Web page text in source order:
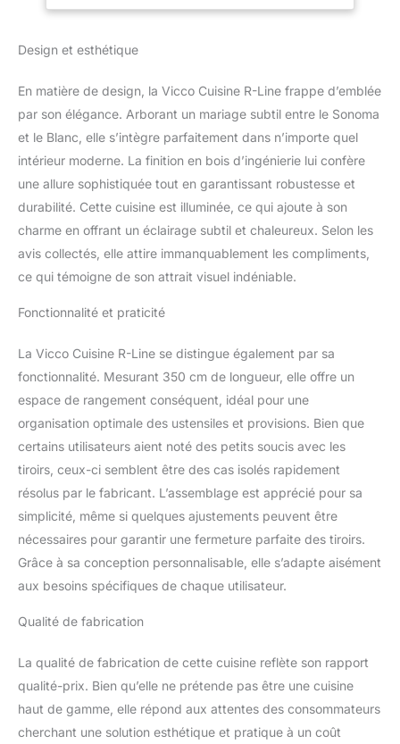
CONFIGURATION
FLEXIBLE : La cuisine
avec 5 meubles bas et 3
agrandie de manière
flexible. Inclut une façade
pour lave-vaisselle ainsi
que des pieds réglables
en hauteur. DIMENSIONS
: Le meuble de cuisine a
une largeur de 350 cm et
Niche pour four :
56,8x59,4x55 cm. Niche
pour micro-ondes :
MATÉRIAU : Les façades
et le corps de la cuisine
sont fabriqués en
panneau de particules de
16 mm avec revêtement
en résine mélaminée.
CONTENU DE
LIVRAISON : Bloc cuisine
sans plan de travail,
les appareils
décorations ne sont pas
compris dans la
livraison).
Design et esthétique
En matière de design, la Vicco Cuisine R-Line frappe d’emblée
par son élégance. Arborant un mariage subtil entre le Sonoma
et le Blanc, elle s’intègre parfaitement dans n’importe quel
intérieur moderne. La finition en bois d’ingénierie lui confère
une allure sophistiquée tout en garantissant robustesse et
durabilité. Cette cuisine est illuminée, ce qui ajoute à son
charme en offrant un éclairage subtil et chaleureux. Selon les
avis collectés, elle attire immanquablement les compliments,
ce qui témoigne de son attrait visuel indéniable.
Fonctionnalité et praticité
La Vicco Cuisine R-Line se distingue également par sa
fonctionnalité. Mesurant 350 cm de longueur, elle offre un
espace de rangement conséquent, idéal pour une
organisation optimale des ustensiles et provisions. Bien que
certains utilisateurs aient noté des petits soucis avec les
tiroirs, ceux-ci semblent être des cas isolés rapidement
résolus par le fabricant. L’assemblage est apprécié pour sa
simplicité, même si quelques ajustements peuvent être
nécessaires pour garantir une fermeture parfaite des tiroirs.
Grâce à sa conception personnalisable, elle s’adapte aisément
aux besoins spécifiques de chaque utilisateur.
Qualité de fabrication
La qualité de fabrication de cette cuisine reflète son rapport
qualité-prix. Bien qu’elle ne prétende pas être une cuisine
haut de gamme, elle répond aux attentes des consommateurs
cherchant une solution esthétique et pratique à un coût